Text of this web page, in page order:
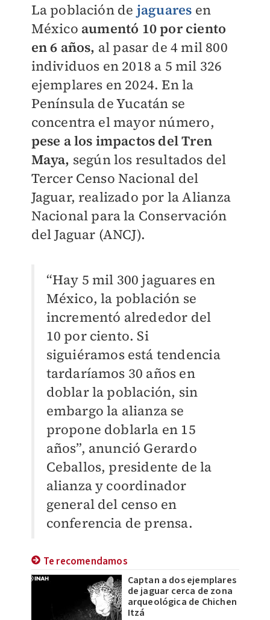
La población de jaguares en
México aumentó 10 por ciento
en 6 años, al pasar de 4 mil 800
individuos en 2018 a 5 mil 326
ejemplares en 2024. En la
Península de Yucatán se
concentra el mayor número,
pese a los impactos del Tren
Maya, según los resultados del
Tercer Censo Nacional del
Jaguar, realizado por la Alianza
Nacional para la Conservación
del Jaguar (ANCJ).
“Hay 5 mil 300 jaguares en
México, la población se
incrementó alrededor del
10 por ciento. Si
siguiéramos está tendencia
tardaríamos 30 años en
doblar la población, sin
embargo la alianza se
propone doblarla en 15
años”, anunció Gerardo
Ceballos, presidente de la
alianza y coordinador
general del censo en
conferencia de prensa.
Te recomendamos
Captan a dos ejemplares
de jaguar cerca de zona
arqueológica de Chichen
Itzá